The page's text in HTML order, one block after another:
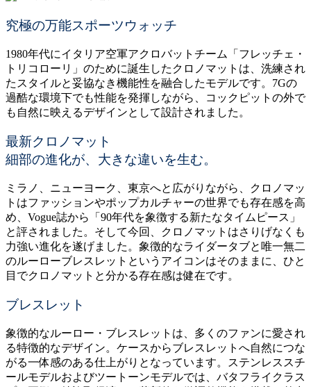
究極の万能スポーツウォッチ
1980年代にイタリア空軍アクロバットチーム「フレッチェ・
トリコローリ」のために誕生したクロノマットは、洗練され
たスタイルと妥協なき機能性を融合したモデルです。7Gの
過酷な環境下でも性能を発揮しながら、コックピットの外で
も自然に映えるデザインとして設計されました。
最新クロノマット
細部の進化が、大きな違いを生む。
ミラノ、ニューヨーク、東京へと広がりながら、クロノマッ
トはファッションやポップカルチャーの世界でも存在感を高
め、Vogue誌から「90年代を象徴する新たなタイムピース」
と評されました。そして今回、クロノマットはさりげなくも
力強い進化を遂げました。象徴的なライダータブと唯一無二
のルーローブレスレットというアイコンはそのままに、ひと
目でクロノマットと分かる存在感は健在です。
ブレスレット
象徴的なルーロー・ブレスレットは、多くのファンに愛され
る特徴的なデザイン。ケースからブレスレットへ自然につな
がる一体感のある仕上がりとなっています。ステンレススチ
ールモデルおよびツートーンモデルでは、バタフライクラス